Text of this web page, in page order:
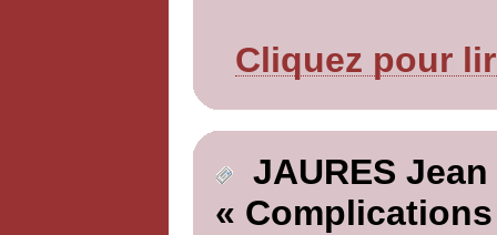
Cliquez pour
JAURES Jean
«